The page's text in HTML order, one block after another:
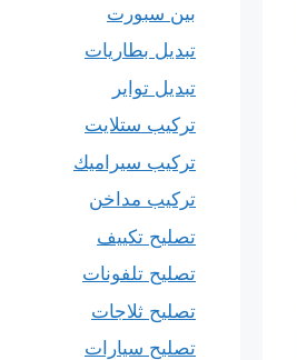
بين سبورت
تبديل بطاريات
تبديل تواير
تركيب ستلايت
تركيب سيراميك
تركيب مداخن
تصليح تكييف
تصليح تلفونات
تصليح ثلاجات
تصليح سيارات